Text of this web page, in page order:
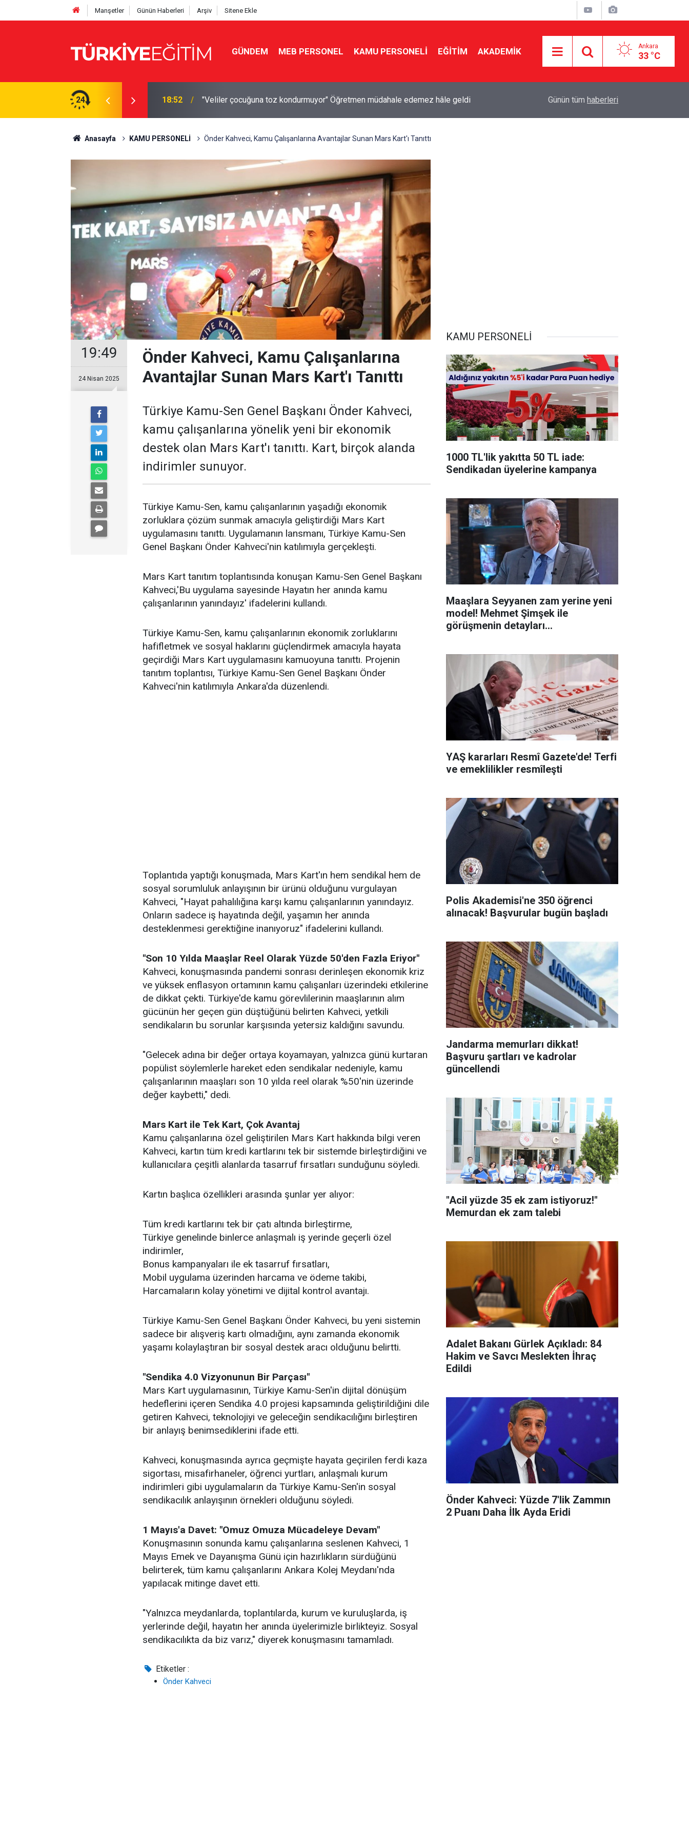
Manşetler Günün Haberleri Arşiv Sitene Ekle
GÜNDEM MEB PERSONEL KAMU PERSONELİ EĞİTİM AKADEMİK Ankara
33 °C
24
Harcırah ve promosyon hakkı 18:52 "Veliler çocuğuna toz kondurmuyor" Öğretmen müdahale edemez hâle geldi Çerçeve yasaya sendikadan itiraz: "Kapalı
Günün tüm haberleri
Anasayfa KAMU PERSONELİ Önder Kahveci, Kamu Çalışanlarına Avantajlar Sunan Mars Kart'ı Tanıttı
19:49
24 Nisan 2025
Önder Kahveci, Kamu Çalışanlarına
Avantajlar Sunan Mars Kart'ı Tanıttı
Türkiye Kamu-Sen Genel Başkanı Önder Kahveci,
kamu çalışanlarına yönelik yeni bir ekonomik
destek olan Mars Kart'ı tanıttı. Kart, birçok alanda
indirimler sunuyor.
Türkiye Kamu-Sen, kamu çalışanlarının yaşadığı ekonomik
zorluklara çözüm sunmak amacıyla geliştirdiği Mars Kart
uygulamasını tanıttı. Uygulamanın lansmanı, Türkiye Kamu-Sen
Genel Başkanı Önder Kahveci'nin katılımıyla gerçekleşti.
Mars Kart tanıtım toplantısında konuşan Kamu-Sen Genel Başkanı
Kahveci,'Bu uygulama sayesinde Hayatın her anında kamu
çalışanlarının yanındayız' ifadelerini kullandı.
Türkiye Kamu-Sen, kamu çalışanlarının ekonomik zorluklarını
hafifletmek ve sosyal haklarını güçlendirmek amacıyla hayata
geçirdiği Mars Kart uygulamasını kamuoyuna tanıttı. Projenin
tanıtım toplantısı, Türkiye Kamu-Sen Genel Başkanı Önder
Kahveci'nin katılımıyla Ankara'da düzenlendi.
Toplantıda yaptığı konuşmada, Mars Kart'ın hem sendikal hem de
sosyal sorumluluk anlayışının bir ürünü olduğunu vurgulayan
Kahveci, "Hayat pahalılığına karşı kamu çalışanlarının yanındayız.
Onların sadece iş hayatında değil, yaşamın her anında
desteklenmesi gerektiğine inanıyoruz" ifadelerini kullandı.
"Son 10 Yılda Maaşlar Reel Olarak Yüzde 50'den Fazla Eriyor"
Kahveci, konuşmasında pandemi sonrası derinleşen ekonomik kriz
ve yüksek enflasyon ortamının kamu çalışanları üzerindeki etkilerine
de dikkat çekti. Türkiye'de kamu görevlilerinin maaşlarının alım
gücünün her geçen gün düştüğünü belirten Kahveci, yetkili
sendikaların bu sorunlar karşısında yetersiz kaldığını savundu.
"Gelecek adına bir değer ortaya koyamayan, yalnızca günü kurtaran
popülist söylemlerle hareket eden sendikalar nedeniyle, kamu
çalışanlarının maaşları son 10 yılda reel olarak %50'nin üzerinde
değer kaybetti," dedi.
Mars Kart ile Tek Kart, Çok Avantaj
Kamu çalışanlarına özel geliştirilen Mars Kart hakkında bilgi veren
Kahveci, kartın tüm kredi kartlarını tek bir sistemde birleştirdiğini ve
kullanıcılara çeşitli alanlarda tasarruf fırsatları sunduğunu söyledi.
Kartın başlıca özellikleri arasında şunlar yer alıyor:
Tüm kredi kartlarını tek bir çatı altında birleştirme,
Türkiye genelinde binlerce anlaşmalı iş yerinde geçerli özel
indirimler,
Bonus kampanyaları ile ek tasarruf fırsatları,
Mobil uygulama üzerinden harcama ve ödeme takibi,
Harcamaların kolay yönetimi ve dijital kontrol avantajı.
Türkiye Kamu-Sen Genel Başkanı Önder Kahveci, bu yeni sistemin
sadece bir alışveriş kartı olmadığını, aynı zamanda ekonomik
yaşamı kolaylaştıran bir sosyal destek aracı olduğunu belirtti.
"Sendika 4.0 Vizyonunun Bir Parçası"
Mars Kart uygulamasının, Türkiye Kamu-Sen'in dijital dönüşüm
hedeflerini içeren Sendika 4.0 projesi kapsamında geliştirildiğini dile
getiren Kahveci, teknolojiyi ve geleceğin sendikacılığını birleştiren
bir anlayış benimsediklerini ifade etti.
Kahveci, konuşmasında ayrıca geçmişte hayata geçirilen ferdi kaza
sigortası, misafirhaneler, öğrenci yurtları, anlaşmalı kurum
indirimleri gibi uygulamaların da Türkiye Kamu-Sen'in sosyal
sendikacılık anlayışının örnekleri olduğunu söyledi.
1 Mayıs'a Davet: "Omuz Omuza Mücadeleye Devam"
Konuşmasının sonunda kamu çalışanlarına seslenen Kahveci, 1
Mayıs Emek ve Dayanışma Günü için hazırlıkların sürdüğünü
belirterek, tüm kamu çalışanlarını Ankara Kolej Meydanı'nda
yapılacak mitinge davet etti.
"Yalnızca meydanlarda, toplantılarda, kurum ve kuruluşlarda, iş
yerlerinde değil, hayatın her anında üyelerimizle birlikteyiz. Sosyal
sendikacılıkta da biz varız," diyerek konuşmasını tamamladı.
Etiketler :
Önder Kahveci
KAMU PERSONELİ
1000 TL'lik yakıtta 50 TL iade:
Sendikadan üyelerine kampanya
Maaşlara Seyyanen zam yerine yeni
model! Mehmet Şimşek ile
görüşmenin detayları...
YAŞ kararları Resmî Gazete'de! Terfi
ve emeklilikler resmîleşti
Polis Akademisi'ne 350 öğrenci
alınacak! Başvurular bugün başladı
Jandarma memurları dikkat!
Başvuru şartları ve kadrolar
güncellendi
"Acil yüzde 35 ek zam istiyoruz!"
Memurdan ek zam talebi
Adalet Bakanı Gürlek Açıkladı: 84
Hakim ve Savcı Meslekten İhraç
Edildi
Önder Kahveci: Yüzde 7'lik Zammın
2 Puanı Daha İlk Ayda Eridi